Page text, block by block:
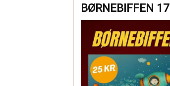
BØRNEBIFFEN 17